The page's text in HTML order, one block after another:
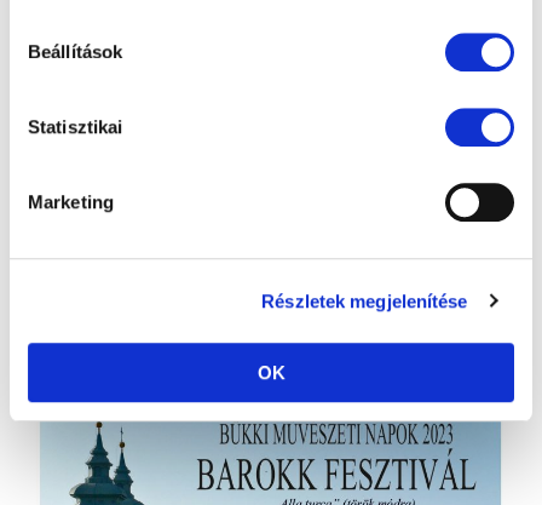
Beállítások
Statisztikai
Marketing
Részletek megjelenítése
OK
Idén "Alla turca", vagyis "török módra" mottóval